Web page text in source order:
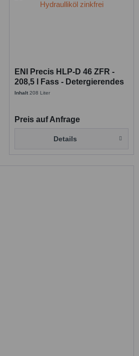
ENI Precis HLP-D 46 ZFR -
208,5 l Fass - Detergierendes
Hydrauliköl für Arburg
Inhalt208 Liter
Preis auf Anfrage
Details